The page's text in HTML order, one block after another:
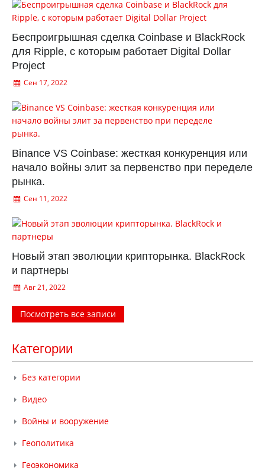
Беспроигрышная сделка Coinbase и BlackRock
для Ripple, с которым работает Digital Dollar
Project
Сен 17, 2022
Binance VS Coinbase: жесткая конкуренция или
начало войны элит за первенство при переделе
рынка.
Сен 11, 2022
Новый этап эволюции крипторынка. BlackRock
и партнеры
Авг 21, 2022
Посмотреть все записи
Категории
Без категории
Видео
Войны и вооружение
Геополитика
Геоэкономика